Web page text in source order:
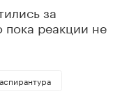
за
реакции не
аспирантура